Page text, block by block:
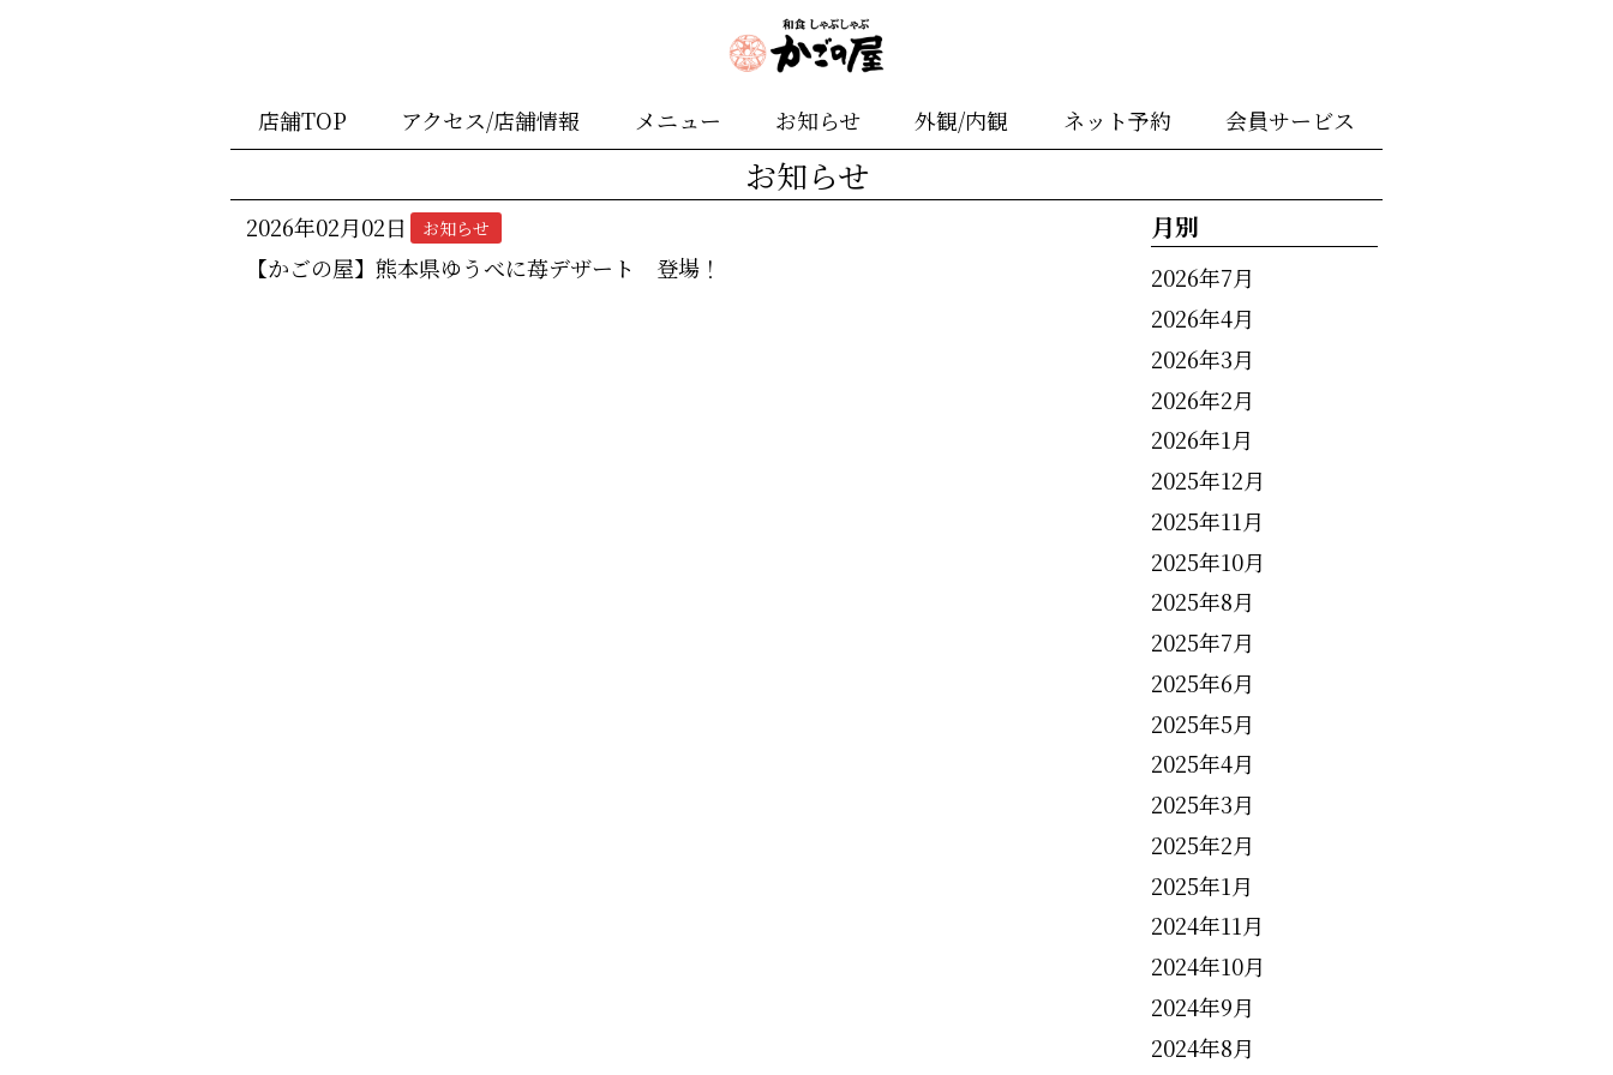
店舗TOP アクセス/店舗情報 メニュー お知らせ 外観/内観 ネット予約 会員サービス
お知らせ
2026年02月02日 お知らせ
【かごの屋】熊本県ゆうべに苺デザート 登場！
月別
2026年7月
2026年4月
2026年3月
2026年2月
2026年1月
2025年12月
2025年11月
2025年10月
2025年8月
2025年7月
2025年6月
2025年5月
2025年4月
2025年3月
2025年2月
2025年1月
2024年11月
2024年10月
2024年9月
2024年8月